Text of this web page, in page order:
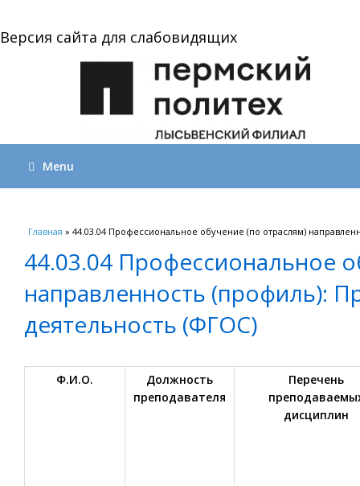
Версия сайта для слабовидящих
Menu
Вы здесь
Главная » 44.03.04 Профессиональное обучение (по отраслям)
44.03.04 Профессиональное
направленность (профиль):
деятельность (ФГОС)
Ф.И.О.
Должность
преподавателя
Перечень
дисциплин